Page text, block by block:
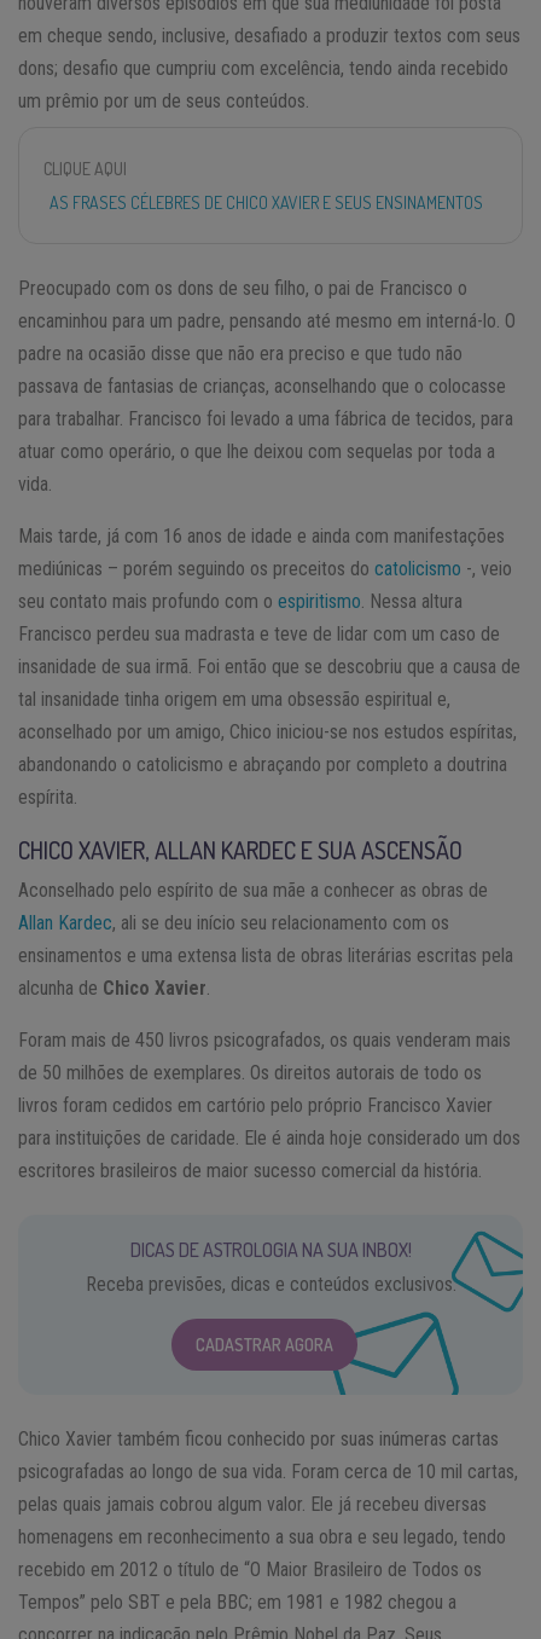
em cheque sendo, inclusive, desafiado a produzir textos com seus
dons; desafio que cumpriu com excelência, tendo ainda recebido
um prêmio por um de seus conteúdos.
CLIQUE AQUI
AS FRASES CÉLEBRES DE CHICO XAVIER E SEUS ENSINAMENTOS
Preocupado com os dons de seu filho, o pai de Francisco o
encaminhou para um padre, pensando até mesmo em interná-lo. O
padre na ocasião disse que não era preciso e que tudo não
passava de fantasias de crianças, aconselhando que o colocasse
para trabalhar. Francisco foi levado a uma fábrica de tecidos, para
atuar como operário, o que lhe deixou com sequelas por toda a
vida.
Mais tarde, já com 16 anos de idade e ainda com manifestações
mediúnicas – porém seguindo os preceitos do catolicismo -, veio
seu contato mais profundo com o espiritismo . Nessa altura
Francisco perdeu sua madrasta e teve de lidar com um caso de
insanidade de sua irmã. Foi então que se descobriu que a causa de
tal insanidade tinha origem em uma obsessão espiritual e,
aconselhado por um amigo, Chico iniciou-se nos estudos espíritas,
abandonando o catolicismo e abraçando por completo a doutrina
espírita.
CHICO XAVIER, ALLAN KARDEC E SUA ASCENSÃO
Aconselhado pelo espírito de sua mãe a conhecer as obras de
Allan Kardec, ali se deu início seu relacionamento com os
ensinamentos e uma extensa lista de obras literárias escritas pela
alcunha de Chico Xavier
Foram mais de 450 livros psicografados, os quais venderam mais
de 50 milhões de exemplares. Os direitos autorais de todo os
livros foram cedidos em cartório pelo próprio Francisco Xavier
para instituições de caridade. Ele é ainda hoje considerado um dos
escritores brasileiros de maior sucesso comercial da história.
DICAS DE ASTROLOGIA NA SUA INBOX!
Receba previsões, dicas e conteúdos exclusivos.
CADASTRAR AGORA
Chico Xavier também ficou conhecido por suas inúmeras cartas
psicografadas ao longo de sua vida. Foram cerca de 10 mil cartas,
pelas quais jamais cobrou algum valor. Ele já recebeu diversas
homenagens em reconhecimento a sua obra e seu legado, tendo
recebido em 2012 o título de “O Maior Brasileiro de Todos os
Tempos” pelo SBT e pela BBC; em 1981 e 1982 chegou a
concorrer na indicação pelo Prêmio Nobel da Paz. Seus